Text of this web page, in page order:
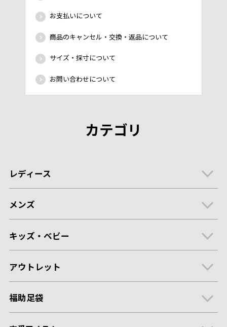
お支払いについて
商品のキャンセル・交換・返品について
サイズ・採寸について
お問い合わせについて
カテゴリ
レディース
メンズ
キッズ・ベビー
アウトレット
福助足袋